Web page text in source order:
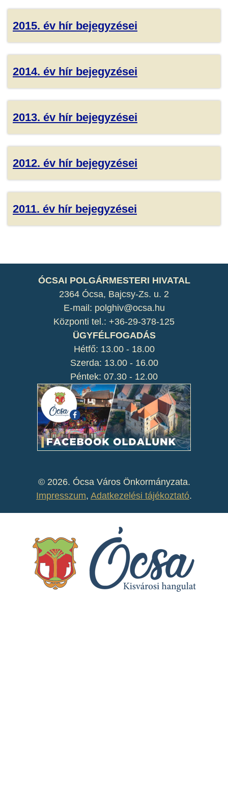
2015. év hír bejegyzései
2014. év hír bejegyzései
2013. év hír bejegyzései
2012. év hír bejegyzései
2011. év hír bejegyzései
ÓCSAI POLGÁRMESTERI HIVATAL
2364 Ócsa, Bajcsy-Zs. u. 2
E-mail: polghiv@ocsa.hu
Központi tel.: +36-29-378-125
ÜGYFÉLFOGADÁS
Hétfő: 13.00 - 18.00
Szerda: 13.00 - 16.00
Péntek: 07.30 - 12.00
© 2026. Ócsa Város Önkormányzata.
Impresszum, Adatkezelési tájékoztató.